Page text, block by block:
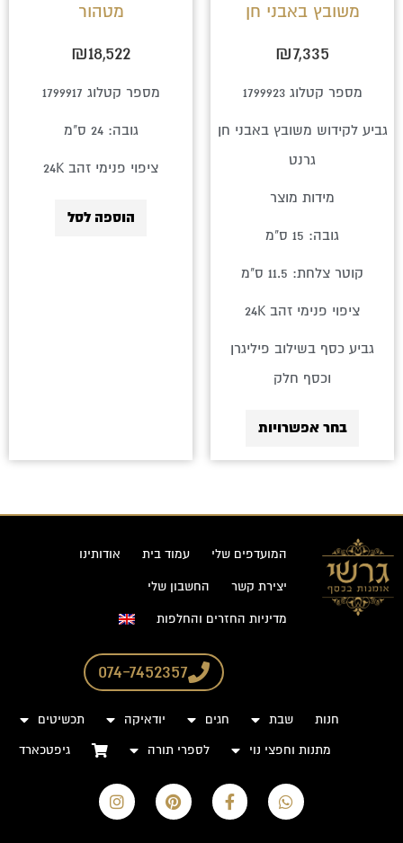
משובץ באבני חן
₪7,335
מספר קטלוג 1799923
גביע לקידוש משובץ באבני חן
גרנט
מידות מוצר
גובה: 15 ס"מ
קוטר צלחת: 11.5 ס"מ
ציפוי פנימי זהב 24K
גביע כסף בשילוב פיליגרן
וכסף חלק
בחר אפשרויות
האפשרויות
מטהור
₪18,522
מספר קטלוג 1799917
גובה: 24 ס"מ
ציפוי פנימי זהב 24K
הוספה לסל
המועדפים שלי עמוד בית אודותינו
יצירת קשר החשבון שלי
מדיניות החזרים והחלפות
074-7452357
חנות שבת חגים יודאיקה
תכשיטים
מתנות וחפצי נוי
לספרי תורה גיפטכארד
W
h
a
F
a
c
P
i
n
I
n
s